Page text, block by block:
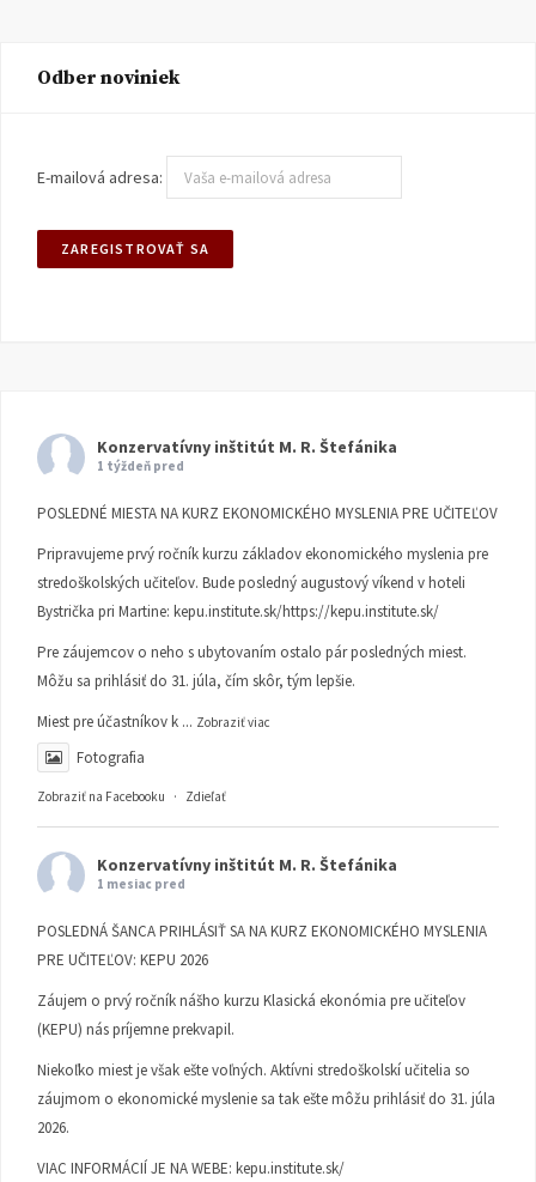
Odber noviniek
E-mailová adresa:
Konzervatívny inštitút M. R. Štefánika
1 týždeň pred
POSLEDNÉ MIESTA NA KURZ EKONOMICKÉHO MYSLENIA PRE UČITEĽOV
Pripravujeme prvý ročník kurzu základov ekonomického myslenia pre
stredoškolských učiteľov. Bude posledný augustový víkend v hoteli
Bystrička pri Martine: kepu.institute.sk/https://kepu.institute.sk/
Pre záujemcov o neho s ubytovaním ostalo pár posledných miest.
Môžu sa prihlásiť do 31. júla, čím skôr, tým lepšie.
Miest pre účastníkov k ... Zobraziť viac
Fotografia
Zobraziť na Facebooku · Zdieľať
Konzervatívny inštitút M. R. Štefánika
1 mesiac pred
POSLEDNÁ ŠANCA PRIHLÁSIŤ SA NA KURZ EKONOMICKÉHO MYSLENIA
PRE UČITEĽOV: KEPU 2026
Záujem o prvý ročník nášho kurzu Klasická ekonómia pre učiteľov
(KEPU) nás príjemne prekvapil.
Niekoľko miest je však ešte voľných. Aktívni stredoškolskí učitelia so
záujmom o ekonomické myslenie sa tak ešte môžu prihlásiť do 31. júla
2026.
VIAC INFORMÁCIÍ JE NA WEBE: kepu.institute.sk/